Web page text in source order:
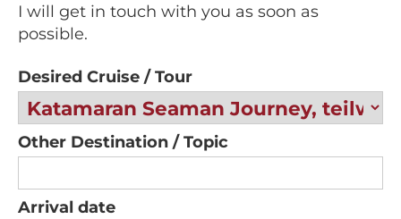
I will get in touch with you as soon as
possible.
Desired Cruise / Tour
Other Destination / Topic
Arrival date